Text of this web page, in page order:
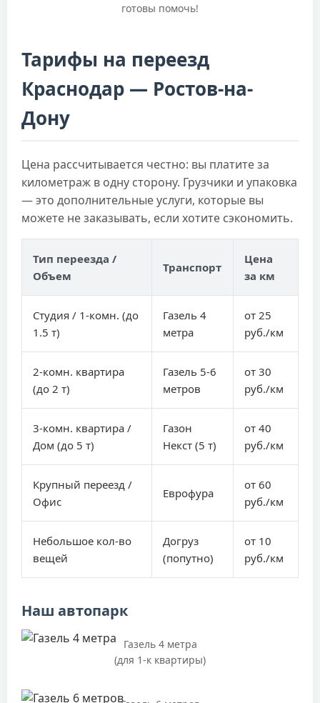
готовы помочь!
Тарифы на переезд
Краснодар — Ростов-на-
Дону
Цена рассчитывается честно: вы платите за
километраж в одну сторону. Грузчики и упаковка
— это дополнительные услуги, которые вы
можете не заказывать, если хотите сэкономить.
Тип переезда /
Объем
Транспорт
Цена
за км
Студия / 1-комн. (до
1.5 т)
Газель 4
метра
от 25
руб./км
2-комн. квартира
(до 2 т)
Газель 5-6
метров
от 30
руб./км
3-комн. квартира /
Дом (до 5 т)
Газон
Некст (5 т)
от 40
руб./км
Крупный переезд /
Офис
Еврофура
от 60
руб./км
Небольшое кол-во
вещей
Догруз
(попутно)
от 10
руб./км
Наш автопарк
Газель 4 метра
(для 1-к квартиры)